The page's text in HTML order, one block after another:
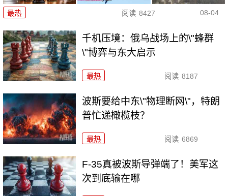
最热 阅读 8427 08-04
千机压境：俄乌战场上的\"蜂群
\"博弈与东大启示
最热 阅读 8187
波斯要给中东\"物理断网\"，特朗
普忙递橄榄枝？
最热 阅读 6869
F-35真被波斯导弹端了！美军这
次到底输在哪